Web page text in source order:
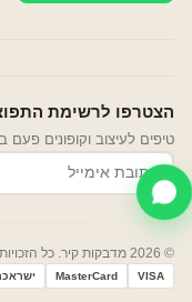
הצטרפו לרשימת
טיפים לעיצוב וקופונים
© 2026 מדבקות קיר. כל הזכויות שמורות. ·
VISA
MasterCard